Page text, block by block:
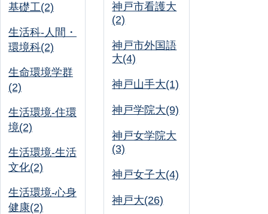
基礎工(2)
生活科-人間・
環境科(2)
生命環境学群
(2)
生活環境-住環
境(2)
生活環境-生活
文化(2)
生活環境-心身
健康(2)
神戸市看護大
(2)
神戸市外国語
大(4)
神戸山手大(1)
神戸学院大(9)
神戸女学院大
(3)
神戸女子大(4)
神戸大(26)